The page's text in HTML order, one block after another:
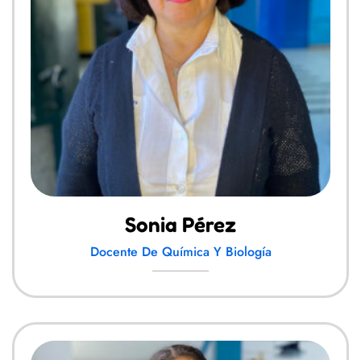
Sonia Pérez
Docente De Química Y Biología